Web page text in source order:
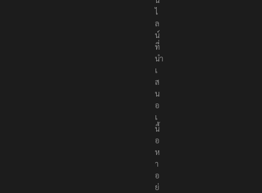
ไ
ล
น์
ที่
นำ
เ
ส
น
อ
เ
นื้
อ
ห
า
อ
ย่